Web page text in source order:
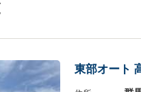
東部オート